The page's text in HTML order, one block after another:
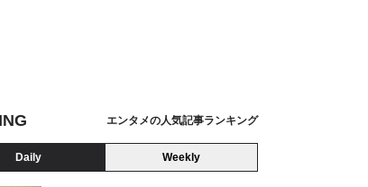
エンタメの人気記事ランキング
Daily Weekly